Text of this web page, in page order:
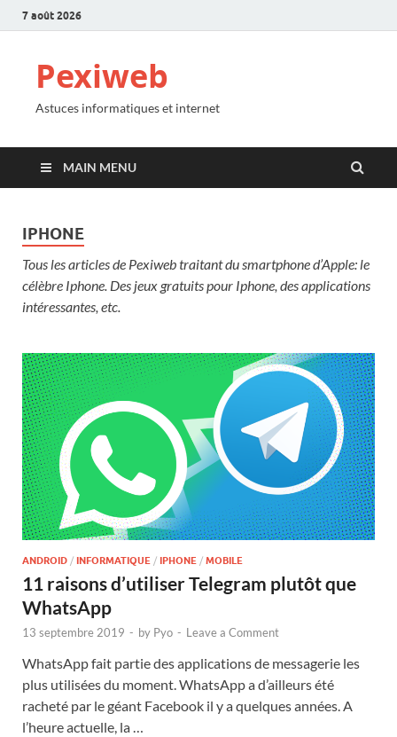
7 août 2026
Pexiweb
Astuces informatiques et internet
MAIN MENU
IPHONE
Tous les articles de Pexiweb traitant du smartphone d’Apple: le
célèbre Iphone. Des jeux gratuits pour Iphone, des applications
intéressantes, etc.
ANDROID / INFORMATIQUE / IPHONE / MOBILE
11 raisons d’utiliser Telegram plutôt que
WhatsApp
13 septembre 2019 - by Pyo - Leave a Comment
WhatsApp fait partie des applications de messagerie les
plus utilisées du moment. WhatsApp a d’ailleurs été
racheté par le géant Facebook il y a quelques années. A
l’heure actuelle, la …